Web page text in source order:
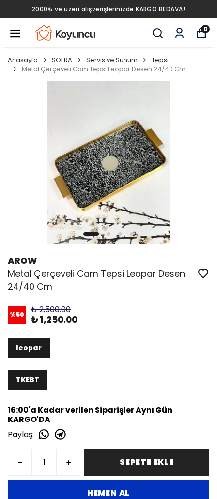
2000₺ ve üzeri alışverişlerinizde KARGO BEDAVA!
0
Anasayfa SOFRA Servis ve Sunum
Tepsi
Metal Çerçeveli Cam Tepsi Leopar Desen 24/40 Cm
AROW
Metal Çerçeveli Cam Tepsi Leopar Desen
24/40 Cm
%50 ₺ 2,500.00
₺ 1,250.00
leopar
TKEBT
16:00'a Kadar verilen Siparişler Aynı Gün
KARGO'DA
Paylaş:
SEPETE EKLE
HEMEN AL